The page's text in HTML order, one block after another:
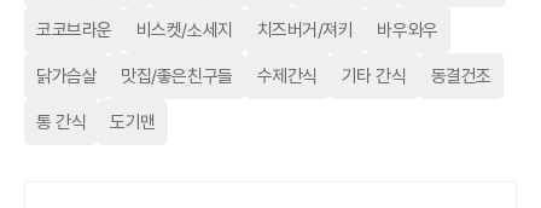
코코브라운 비스켓/소세지 치즈버거/져키 바우와우
닭가슴살 맛집/좋은친구들 수제간식 기타 간식 동결건조
통 간식 도기맨